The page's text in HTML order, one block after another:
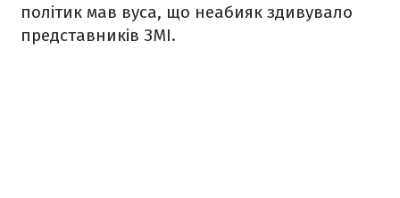
політик мав вуса, що неабияк здивувало
представників ЗМІ.